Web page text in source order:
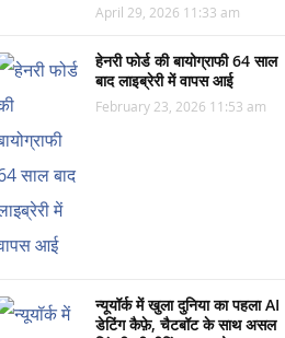
April 29, 2026 11:33 am
हेनरी फोर्ड की बायोग्राफी 64 साल
बाद लाइब्रेरी में वापस आई
February 23, 2026 11:53 am
न्यूयॉर्क में खुला दुनिया का पहला AI
डेटिंग कैफ़े, चैटबॉट के साथ असल